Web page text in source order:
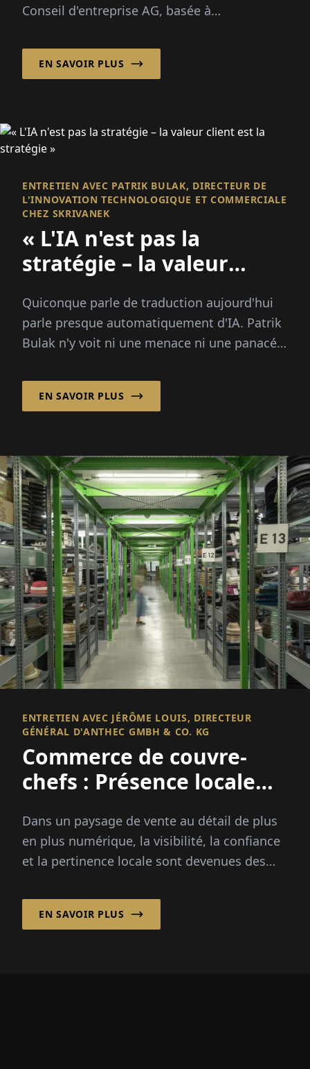
Conseil d'entreprise AG, basée à
depuis...
EN SAVOIR PLUS
ENTRETIEN AVEC PATRIK BULAK, DIRECTEUR DE
L'INNOVATION TECHNOLOGIQUE ET COMMERCIALE
CHEZ SKRIVANEK
« L'IA n'est pas la
stratégie – la valeur
Quiconque parle de traduction aujourd'hui
parle presque automatiquement d'IA. Patrik
Bulak n'y voit ni une menace ni une panacée.
EN SAVOIR PLUS
ENTRETIEN AVEC JÉRÔME LOUIS, DIRECTEUR
GÉNÉRAL D'ANTHEC GMBH & CO. KG
Commerce de couvre-
chefs : Présence locale
mondiale
Dans un paysage de vente au détail de plus
en plus numérique, la visibilité, la confiance
et la pertinence locale sont devenues des
& Co. KG
EN SAVOIR PLUS